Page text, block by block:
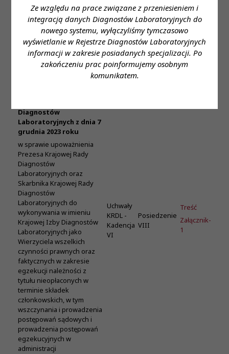
Ze względu na prace związane z przeniesieniem i
integracją danych Diagnostów Laboratoryjnych do
nowego systemu, wyłączyliśmy tymczasowo
wyświetlanie w Rejestrze Diagnostów Laboratoryjnych
informacji w zakresie posiadanych specjalizacji. Po
zakończeniu prac poinformujemy osobnym
komunikatem.
Diagnostów
Laboratoryjnych z dnia 7
grudnia 2023 roku
w sprawie szczegółowych
zasad gospodarki
finansowej Krajowej Izby
Diagnostów
Uchwały
KRDL -
Kadencja
VI
Posiedzenie
VIII
Treść
Załącznik-
1
Diagnostów
Laboratoryjnych z dnia 7
grudnia 2023 roku
w sprawie upoważnienia
Prezesa Krajowej Rady
Diagnostów
Laboratoryjnych oraz
Skarbnika Krajowej Rady
Diagnostów
Laboratoryjnych do
wykonywania w imieniu
Krajowej Izby Diagnostów
Laboratoryjnych jako
Wierzyciela wszelkich
czynności prawnych oraz
faktycznych w zakresie
egzekucji należności z
tytułu nieopłaconych w
terminie składek
członkowskich, w tym
wszczynania i prowadzenia
postępowań sądowych i
prowadzenia postępowań
egzekucyjnych w
administracji
Uchwały
KRDL -
Kadencja
VI
Posiedzenie
VIII
Treść
Załącznik-
1